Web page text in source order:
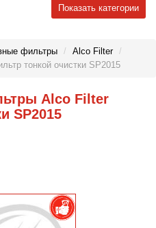
Показать категории
фильтры / Alco Filter /
тонкой очистки SP2015
Alco Filter
SP2015